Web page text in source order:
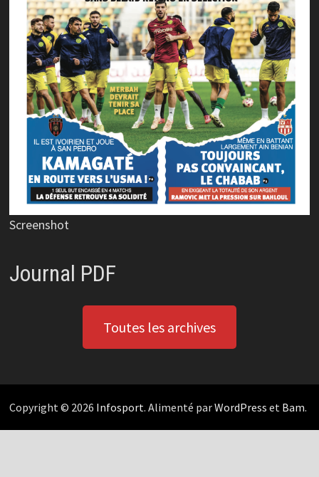
Screenshot
Journal PDF
Toutes les archives
Copyright © 2026 Infosport. Alimenté parWordPress et Bam.